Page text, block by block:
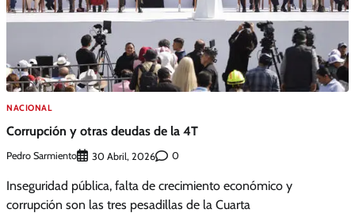
NACIONAL
Corrupción y otras deudas de la 4T
Pedro Sarmiento 30 Abril, 2026 0
Inseguridad pública, falta de crecimiento económico y
corrupción son las tres pesadillas de la Cuarta